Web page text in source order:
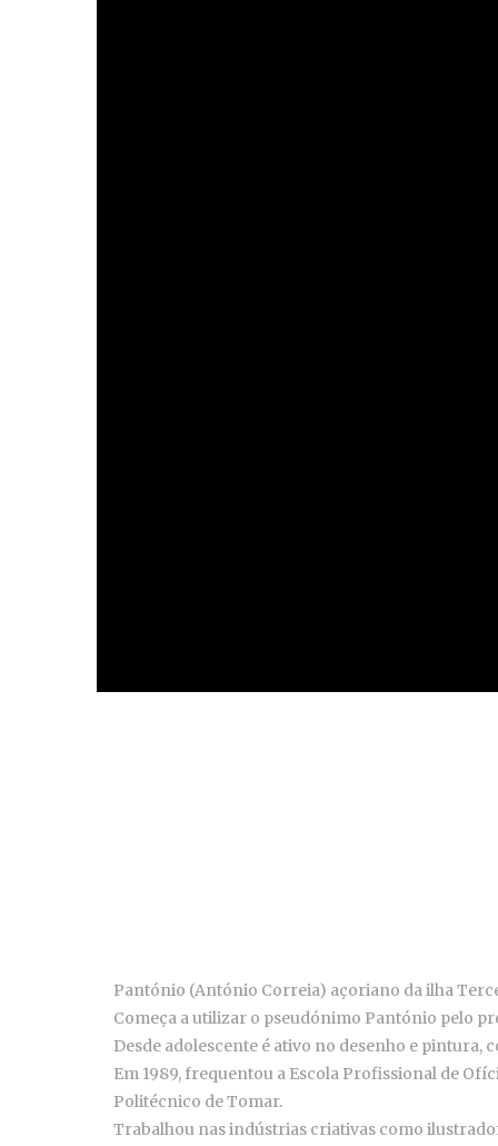
Pantónio (António Correia) açoriano da ilha
Começa a utilizar o pseudónimo Pantónio pelo
Desde adolescente é ativo no desenho e pintura,
Em 1989, frequentou a Escola Profissional de
Politécnico de Tomar.
Trabalhou nas indústrias criativas como